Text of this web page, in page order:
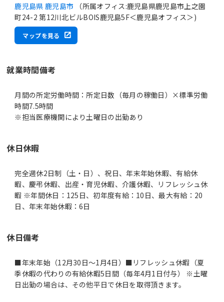
鹿児島県 鹿児島市 （所属オフィス:鹿児島県鹿児島市上之園
町24-2 第12川北ビルBOIS鹿児島5F＜鹿児島オフィス＞)
マップを見る
就業時間備考
月間の所定労働時間：所定日数（毎月の稼働日）×標準労働
時間7.5時間
※担当医療機関により土曜日の出勤あり
休日休暇
完全週休2日制（土・日）、祝日、年末年始休暇、有給休
暇、慶弔休暇、出産・育児休暇、介護休暇、リフレッシュ休
暇 ※年間休日：125日、初年度有給：10日、最大有給：20
日、年末年始休暇：6日
休日備考
■年末年始（12月30日～1月4日）■リフレッシュ休暇（夏
季休暇の代わりの有給休暇5日間（毎年4月1日付与） ※土曜
日出勤の場合は、その他平日で休日を取得頂きます。